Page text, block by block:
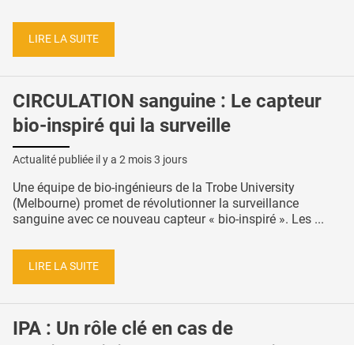
LIRE LA SUITE
CIRCULATION sanguine : Le capteur
bio-inspiré qui la surveille
Actualité publiée il y a 2 mois 3 jours
Une équipe de bio-ingénieurs de la Trobe University
(Melbourne) promet de révolutionner la surveillance
sanguine avec ce nouveau capteur « bio-inspiré ». Les ...
LIRE LA SUITE
IPA : Un rôle clé en cas de